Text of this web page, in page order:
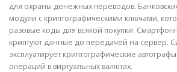
для охраны денежных переводов.
модули с криптографическими ключами,
разовые коды для всякой покупки.
криптуют данные до передачей на сервер.
эксплуатирует криптографические
операций в виртуальных валютах.